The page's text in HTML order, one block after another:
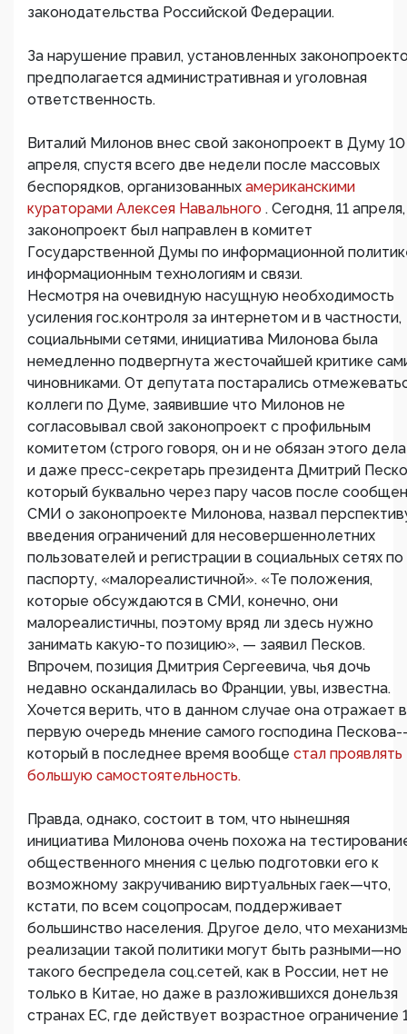
законодательства Российской Федерации.
За нарушение правил, установленных
предполагается административная и уголовная
ответственность.
Виталий Милонов внес свой законопроект в Думу 10
апреля, спустя всего две недели после массовых
беспорядков, организованных американскими
кураторами Алексея Навального . Сегодня, 11 апреля,
законопроект был направлен в комитет
Государственной Думы по информационной
информационным технологиям и связи.
Несмотря на очевидную насущную необходимость
усиления гос.контроля за интернетом и в частности,
социальными сетями, инициатива Милонова была
немедленно подвергнута жесточайшей критике
чиновниками. От депутата постарались
коллеги по Думе, заявившие что Милонов не
согласовывал свой законопроект с профильным
комитетом (строго говоря, он и не обязан этого
и даже пресс-секретарь президента Дмитрий
который буквально через пару часов после
СМИ о законопроекте Милонова, назвал
введения ограничений для несовершеннолетних
пользователей и регистрации в социальных сетях по
паспорту, «малореалистичной». «Те положения,
которые обсуждаются в СМИ, конечно, они
малореалистичны, поэтому вряд ли здесь нужно
занимать какую-то позицию», — заявил Песков.
Впрочем, позиция Дмитрия Сергеевича, чья дочь
недавно оскандалилась во Франции, увы, известна.
Хочется верить, что в данном случае она отражает в
первую очередь мнение самого господина
который в последнее время вообще стал проявлять
большую самостоятельность.
Правда, однако, состоит в том, что нынешняя
инициатива Милонова очень похожа на
общественного мнения с целью подготовки его к
возможному закручиванию виртуальных гаек—что,
кстати, по всем соцопросам, поддерживает
большинство населения. Другое дело, что
реализации такой политики могут быть разными—но
такого беспредела соц.сетей, как в России, нет не
только в Китае, но даже в разложившихся донельзя
странах ЕС, где действует возрастное ограничение